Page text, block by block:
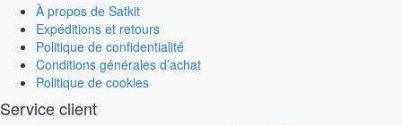
À propos de Satkit
Expéditions et retours
Politique de confidentialité
Conditions générales d’achat
Politique de cookies
Service client